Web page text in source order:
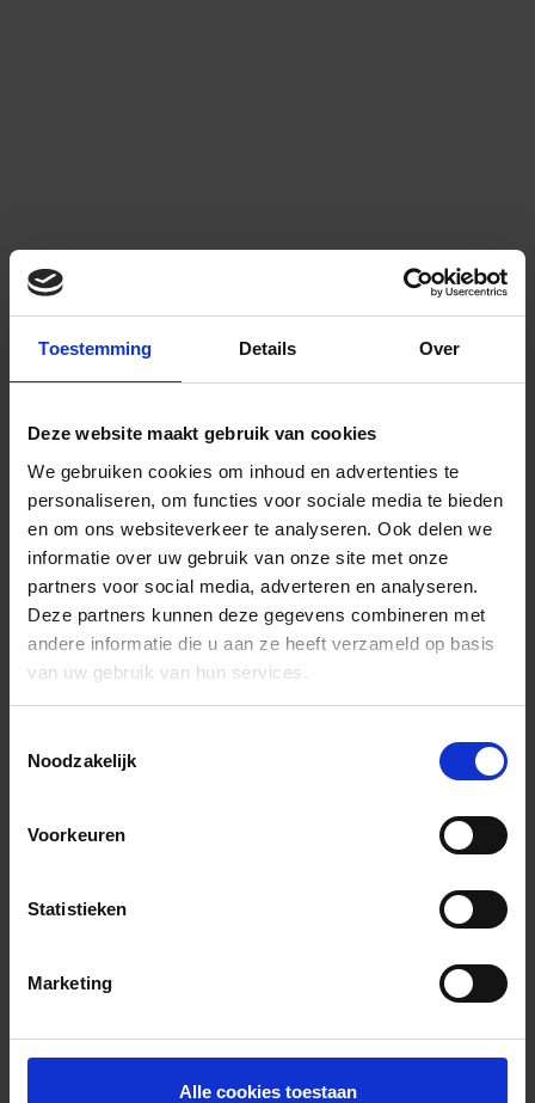
Toestemming Details Over
Deze website maakt gebruik van cookies
We gebruiken cookies om inhoud en advertenties te
personaliseren, om functies voor sociale media te bieden
en om ons websiteverkeer te analyseren. Ook delen we
informatie over uw gebruik van onze site met onze
partners voor social media, adverteren en analyseren.
Deze partners kunnen deze gegevens combineren met
andere informatie die u aan ze heeft verzameld op basis
van uw gebruik van hun services.
Noodzakelijk
Voorkeuren
Statistieken
Marketing
Alle cookies toestaan